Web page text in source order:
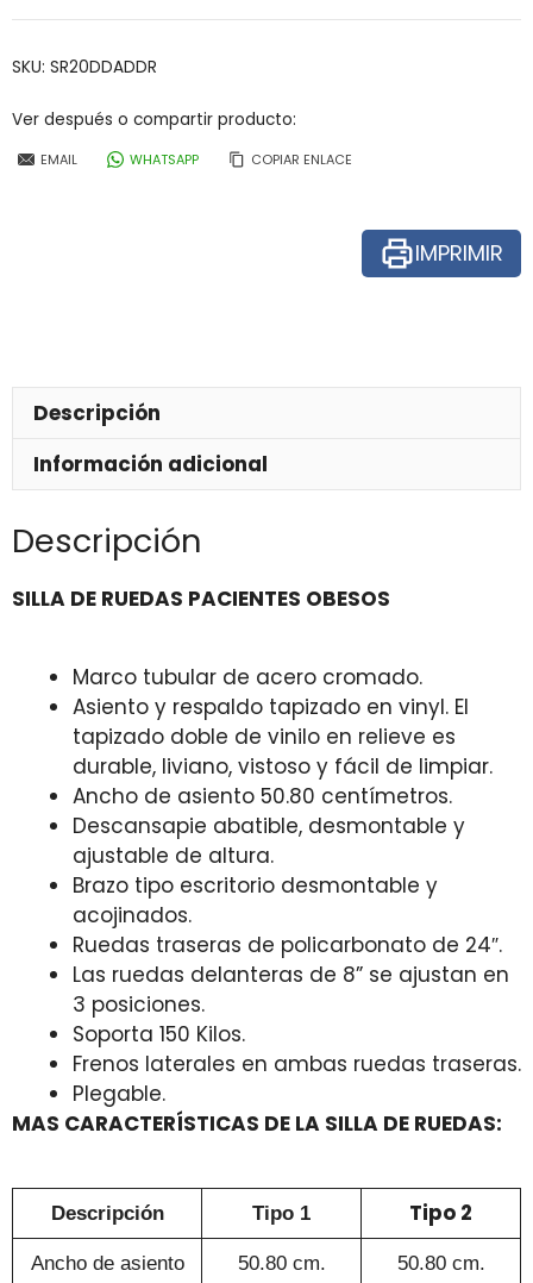
pacientes
cantidad
SKU: SR20DDADDR
Ver después o compartir producto:
EMAIL WHATSAPP COPIAR ENLACE
IMPRIMIR
Descripción
Información adicional
Descripción
SILLA DE RUEDAS PACIENTES OBESOS
Marco tubular de acero cromado.
Asiento y respaldo tapizado en vinyl. El
tapizado doble de vinilo en relieve es
durable, liviano, vistoso y fácil de limpiar.
Ancho de asiento 50.80 centímetros.
Descansapie abatible, desmontable y
ajustable de altura.
Brazo tipo escritorio desmontable y
acojinados.
Ruedas traseras de policarbonato de 24″.
Las ruedas delanteras de 8” se ajustan en
3 posiciones.
Soporta 150 Kilos.
Frenos laterales en ambas ruedas traseras.
Plegable.
MAS CARACTERÍSTICAS DE LA SILLA DE RUEDAS:
Descripción Tipo 1 Tipo 2
Ancho de asiento 50.80cm. 50.80 cm.